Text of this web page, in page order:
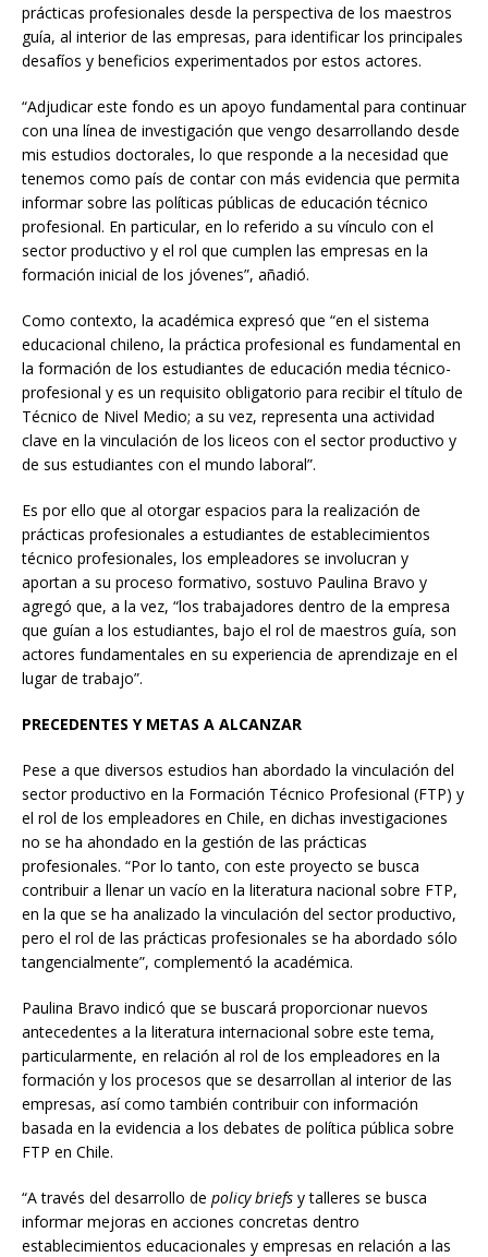
prácticas profesionales desde la perspectiva de los maestros
guía, al interior de las empresas, para identificar los principales
desafíos y beneficios experimentados por estos actores.
“Adjudicar este fondo es un apoyo fundamental para continuar
con una línea de investigación que vengo desarrollando desde
mis estudios doctorales, lo que responde a la necesidad que
tenemos como país de contar con más evidencia que permita
informar sobre las políticas públicas de educación técnico
profesional. En particular, en lo referido a su vínculo con el
sector productivo y el rol que cumplen las empresas en la
formación inicial de los jóvenes”, añadió.
Como contexto, la académica expresó que “en el sistema
educacional chileno, la práctica profesional es fundamental en
la formación de los estudiantes de educación media técnico-
profesional y es un requisito obligatorio para recibir el título de
Técnico de Nivel Medio; a su vez, representa una actividad
clave en la vinculación de los liceos con el sector productivo y
de sus estudiantes con el mundo laboral”.
Es por ello que al otorgar espacios para la realización de
prácticas profesionales a estudiantes de establecimientos
técnico profesionales, los empleadores se involucran y
aportan a su proceso formativo, sostuvo Paulina Bravo y
agregó que, a la vez, “los trabajadores dentro de la empresa
que guían a los estudiantes, bajo el rol de maestros guía, son
actores fundamentales en su experiencia de aprendizaje en el
lugar de trabajo”.
PRECEDENTES Y METAS A ALCANZAR
Pese a que diversos estudios han abordado la vinculación del
sector productivo en la Formación Técnico Profesional (FTP) y
el rol de los empleadores en Chile, en dichas investigaciones
no se ha ahondado en la gestión de las prácticas
profesionales. “Por lo tanto, con este proyecto se busca
contribuir a llenar un vacío en la literatura nacional sobre FTP,
en la que se ha analizado la vinculación del sector productivo,
pero el rol de las prácticas profesionales se ha abordado sólo
tangencialmente”, complementó la académica.
Paulina Bravo indicó que se buscará proporcionar nuevos
antecedentes a la literatura internacional sobre este tema,
particularmente, en relación al rol de los empleadores en la
formación y los procesos que se desarrollan al interior de las
empresas, así como también contribuir con información
basada en la evidencia a los debates de política pública sobre
FTP en Chile.
“A través del desarrollo de policy briefs y talleres se busca
informar mejoras en acciones concretas dentro
establecimientos educacionales y empresas en relación a las